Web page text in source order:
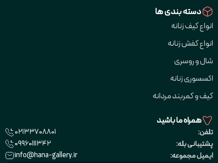
دسته بندی ها
انواع کیف زنانه
انواع کفش زنانه
شال و روسری
اکسسوری زنانه
کیف و کمربند مردانه
همراه ما باشید
تلفن:
02133708801
پشتیبانی بله:
09960111342
ایمیل مجموعه:
info@hana-gallery.ir